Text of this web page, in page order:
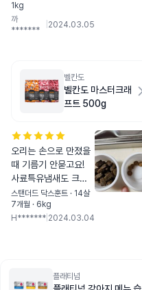
큰게좋겠지싶어서 L로
주문했는데.. 엄청크네
어욬ㅋ 모델이 가만있
질않아용 애기가작아
서 빼꼼창으론 들락날
1kg
까
*******
2024.03.05
벨칸도
벨칸도 마스터크래
프트 500g
오리는 손으로 만졌을
때 기름기 안묻고요!
사료특유냄새도 크게
없습니다. 급하게 먹는
아이라 기존에 급여중
인 사료보다 알갱이가
요! 샘플로 시켰던 칠
스탠더드 닥스훈트 · 14살
7개월 · 6kg
H******* 2024.03.04
플래티넘